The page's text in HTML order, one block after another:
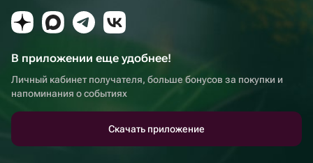
В приложении еще удобнее!
Личный кабинет получателя, больше бонусов за покупки и
напоминания о событиях
Скачать приложение